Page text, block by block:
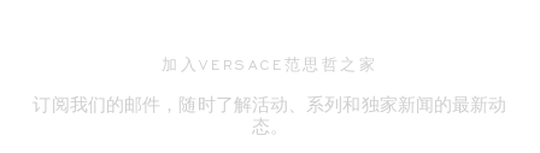
加入VERSACE范思哲之家
订阅我们的邮件，随时了解活动、系列和独家新闻的最新动
态。